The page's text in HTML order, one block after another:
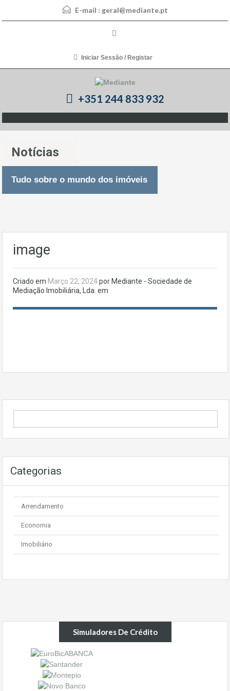
E-mail : geral@mediante.pt
Iniciar Sessão / Registar
+351 244 833 932
Notícias
Tudo sobre o mundo dos imóveis
image
Criado em Março 22, 2024por Mediante - Sociedade de
Mediação Imobiliária, Lda. em
Categorias
Arrendamento
Economia
Imobiliário
Simuladores De Crédito